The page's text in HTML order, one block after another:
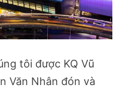
tôi được KQ Vũ
Văn Nhân đón và